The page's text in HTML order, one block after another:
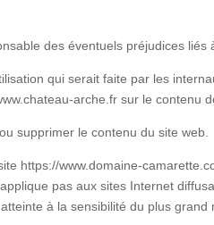
des éventuels préjudices liés
qui serait faite par les
arche.fr sur le contenu
supprimer le contenu du site web.
https://www.domaine-
pas aux sites Internet
à la sensibilité du plus grand